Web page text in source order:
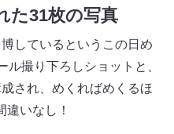
た31枚の写真
しているというこの日め
ル撮り下ろしショットと、
され、めくればめくるほ
違いなし！